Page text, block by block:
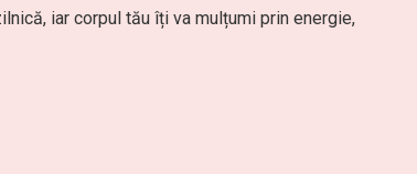
iar corpul tău îți va mulțumi prin energie,